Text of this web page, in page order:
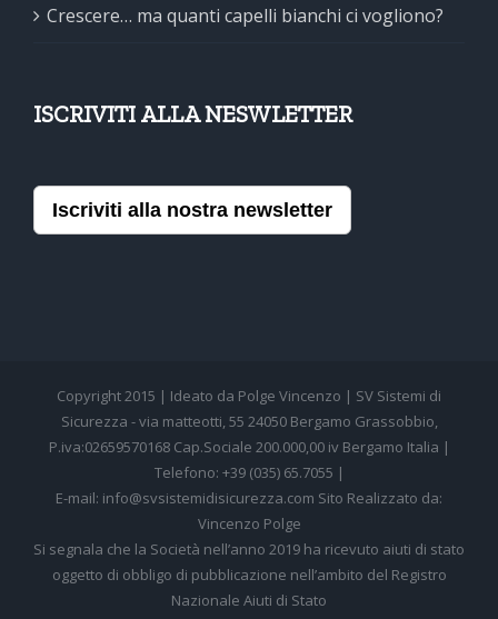
Crescere… ma quanti capelli bianchi ci vogliono?
ISCRIVITI ALLA NESWLETTER
Iscriviti alla nostra newsletter
Copyright 2015 | Ideato da Polge Vincenzo | SV Sistemi di
Sicurezza - via matteotti, 55 24050 Bergamo Grassobbio,
P.iva:02659570168 Cap.Sociale 200.000,00 iv Bergamo Italia |
Telefono: +39 (035) 65.7055 |
E-mail: info@svsistemidisicurezza.com Sito Realizzato da:
Vincenzo Polge
Si segnala che la Società nell’anno 2019 ha ricevuto aiuti di stato
oggetto di obbligo di pubblicazione nell’ambito del Registro
Nazionale Aiuti di Stato